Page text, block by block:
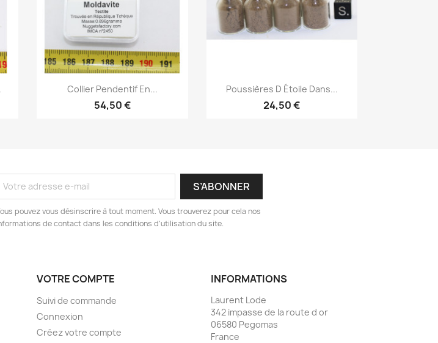
Aperçu rapide
Collier Pendentif En...
54,50 €
Aperçu rapide
Poussières D Étoile Dans...
24,50 €
pouvez vous désinscrire à tout moment. Vous trouverez pour cela nos
de contact dans les conditions d'utilisation du site.
VOTRE COMPTE
Suivi de commande
Connexion
Créez votre compte
INFORMATIONS
Laurent Lode
342 impasse de la route d or
06580 Pegomas
France